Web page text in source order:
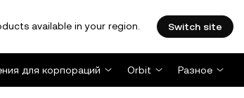
available in your region. Switch site
для корпораций Orbit Разное